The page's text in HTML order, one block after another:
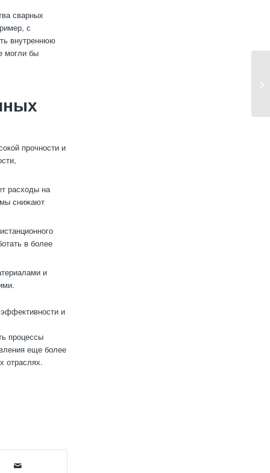
сварных
с
внутреннюю
могли бы
прочности и
расходы на
снижают
в более
и
и
процессы
еще более
отраслях.